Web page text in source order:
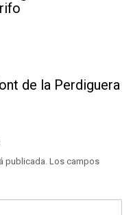
de la Perdiguera
publicada. Los campos